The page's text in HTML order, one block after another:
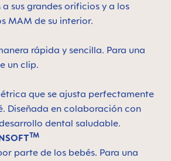
sus grandes orificios y a los
MAM de su interior.
rápida y sencilla. Para una
un clip.
que se ajusta perfectamente
Diseñada en colaboración con
dental saludable.
TM
parte de los bebés. Para una